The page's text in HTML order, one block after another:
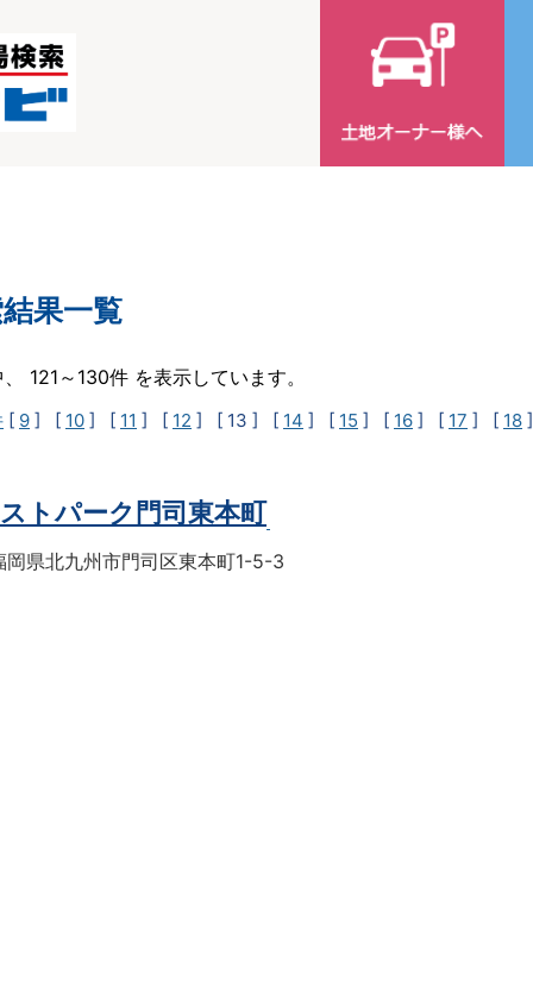
果一覧
121～130件 を表示しています。
[ 9 ] [ 10 ] [ 11 ] [ 12 ] [ 13 ] [ 14 ] [ 15 ] [ 16 ] [ 17 ] [ 18
ストパーク門司東本町
岡県北九州市門司区東本町1-5-3